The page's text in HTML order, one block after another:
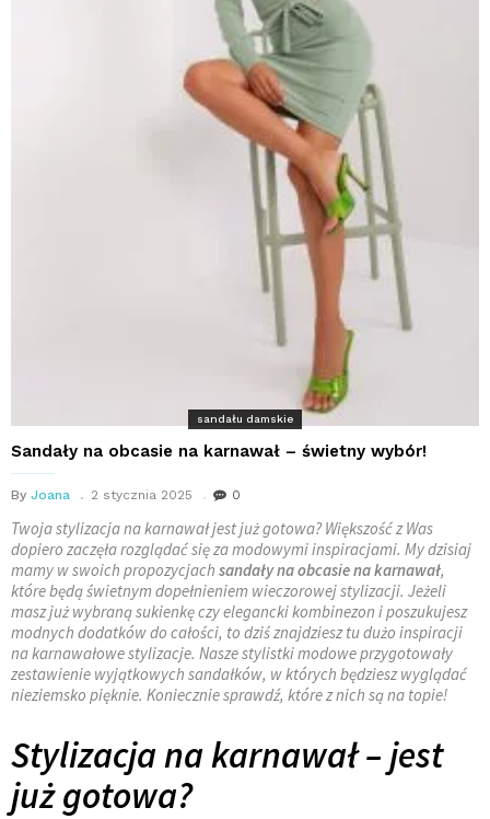
sandału damskie
Sandały na obcasie na karnawał – świetny wybór!
By Joana 2 stycznia 2025 0
Twoja stylizacja na karnawał jest już gotowa? Większość z Was
dopiero zaczęła rozglądać się za modowymi inspiracjami. My dzisiaj
mamy w swoich propozycjach sandałyna obcasie na karnawał,
które będą świetnym dopełnieniem wieczorowej stylizacji. Jeżeli
masz już wybraną sukienkę czy elegancki kombinezon i poszukujesz
modnych dodatków do całości, to dziś znajdziesz tu dużo inspiracji
na karnawałowe stylizacje. Nasze stylistki modowe przygotowały
zestawienie wyjątkowych sandałków, w których będziesz wyglądać
nieziemsko pięknie. Koniecznie sprawdź, które z nich są na topie!
Stylizacja na karnawał – jest
już gotowa?